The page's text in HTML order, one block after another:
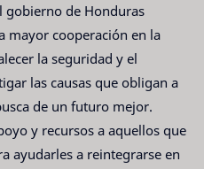
gobierno de Honduras
mayor cooperación en la
la seguridad y el
las causas que obligan a
de un futuro mejor.
y recursos a aquellos que
ayudarles a reintegrarse en